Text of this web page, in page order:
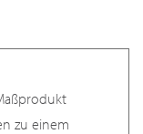
zu einem